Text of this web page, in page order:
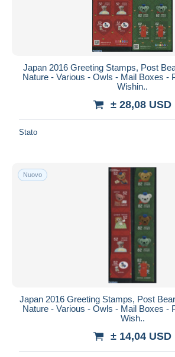
Japan 2016 Greeting Stamps, Post
Nature - Various - Owls - Mail Boxes -
Wishin..
± 28,08 USD
Stato
Nuovo
Japan 2016 Greeting Stamps, Post
Nature - Various - Owls - Mail Boxes -
Wish..
± 14,04 USD